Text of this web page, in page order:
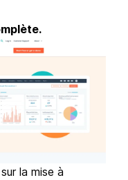
la mise à